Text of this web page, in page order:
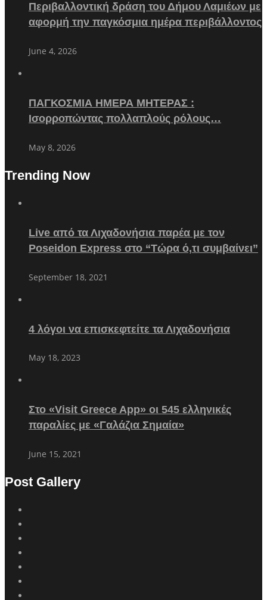
Περιβαλλοντική δράση του Δήμου Λαμιέων με
αφορμή την παγκόσμια ημέρα περιβάλλοντος
June 4, 2026
ΠΑΓΚΟΣΜΙΑ ΗΜΕΡΑ ΜΗΤΕΡΑΣ :
Ισορροπώντας πολλαπλούς ρόλους…
May 8, 2026
Trending Now
Live από τα Λιχαδονήσια παρέα με τον
Poseidon Express στο “Τώρα ό,τι συμβαίνει”
September 18, 2021
4 λόγοι να επισκεφτείτε τα Λιχαδονήσια
May 18, 2023
Στο «Visit Greece App» οι 545 ελληνικές
παραλίες με «Γαλάζια Σημαία»
June 15, 2021
Post Gallery